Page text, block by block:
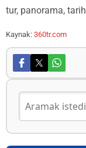
tur, panorama,
Kaynak: 360tr.com